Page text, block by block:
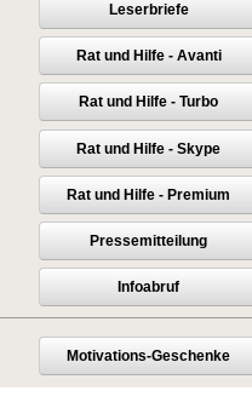
Leserbriefe
Rat und Hilfe - Avanti
Rat und Hilfe - Turbo
Rat und Hilfe - Skype
Rat und Hilfe - Premium
Pressemitteilung
Infoabruf
Motivations-Geschenke